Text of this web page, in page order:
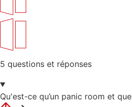
5 questions et réponses
Qu'est-ce qu’un panic room et